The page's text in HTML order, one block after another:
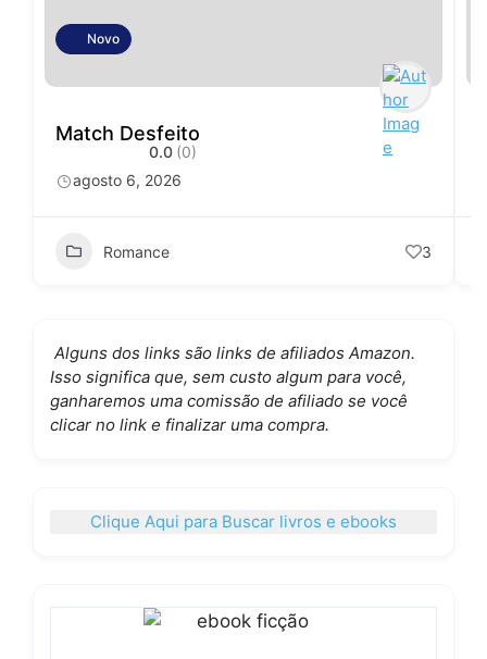
Novo
Match Desfeito
0.0 (0)
agosto 6, 2026
Romance 3
Alguns dos links são links de afiliados Amazon.
Isso significa que, sem custo algum para você,
ganharemos uma comissão de afiliado se você
clicar no link e finalizar uma compra.
Clique Aqui para Buscar livros e ebooks